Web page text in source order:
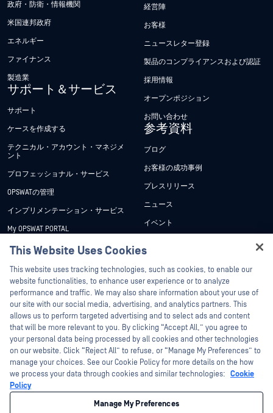
政府・防衛・情報機関
米国連邦政府
エネルギー
ファイナンス
製造業
サポート＆サービス
サポート
ケースを作成する
テクニカル・アカウント・マネジメ
ント
プロフェッショナル・サービス
OPSWATの管理
インプリメンテーション・サービス
My OPSWAT PORTAL
技術文書
トレーニング
脆弱性対策プログラム
パートナー
認証
テクノロジー・パートナー
OPSWAT チャネル パートナー
経営陣
お客様
ニュースレター登録
製品のコンプライアンスおよび認証
採用情報
オープンポジション
お問い合わせ
参考資料
ブログ
お客様の成功事例
プレスリリース
ニュース
イベント
ホワイトペーパー
無料ツール
©2026OPSWAT . All rights reserved.OPSWAT、MetaDefender、Metascan、
MetaAccess、OPSWAT 、Trust no File. Trust No Device.、OPSWAT 、Protecting the
World's Critical Infrastructure、Deep CDR™ Technology、InQuest、InQuestロゴ、
DFI、RetroHunt、Deep File Inspection、およびJoin the Huntは、OPSWAT の商標
This Website Uses Cookies
This website uses tracking technologies, such as cookies, to enable our
website functionalities, to enhance user experience or to analyze
performance and traffic. We may also share information about your use of
our site with our social media, advertising, and analytics partners. This
allows us to perform targeted advertising and to select ads and content
that will be more relevant to you. By clicking “Accept All,” you agree to
your personal data being processed by all cookies and other technologies
on our website. Click “Reject All” to refuse, or “Manage My Preferences” to
manage your choices. See our Cookie Policy for more details on the how
we process your data through cookies and similar technologies: Cookie
Policy
Manage My Preferences
Hey there!
I'm Ozzy, your OPSWAT virtual assistant.
How can I help you secure what's critical
today?